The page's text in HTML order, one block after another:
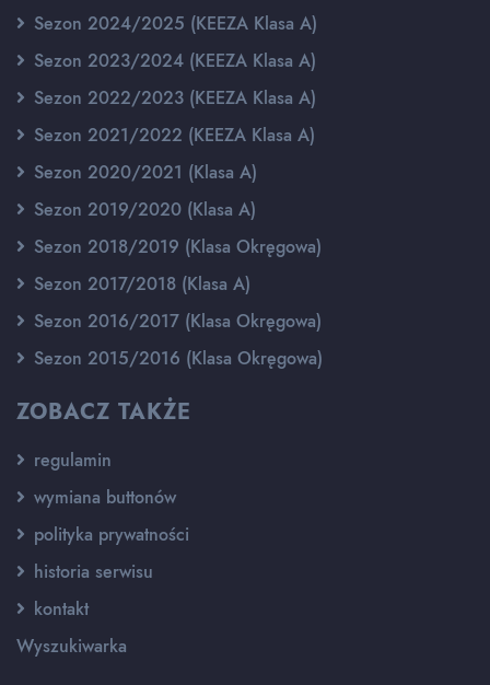
Sezon 2024/2025 (KEEZA Klasa A)
Sezon 2023/2024 (KEEZA Klasa A)
Sezon 2022/2023 (KEEZA Klasa A)
Sezon 2021/2022 (KEEZA Klasa A)
Sezon 2020/2021 (Klasa A)
Sezon 2019/2020 (Klasa A)
Sezon 2018/2019 (Klasa Okręgowa)
Sezon 2017/2018 (Klasa A)
Sezon 2016/2017 (Klasa Okręgowa)
Sezon 2015/2016 (Klasa Okręgowa)
ZOBACZ TAKŻE
regulamin
wymiana buttonów
polityka prywatności
historia serwisu
kontakt
Wyszukiwarka